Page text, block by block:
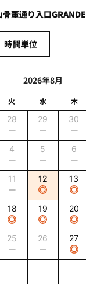
時間単位
2026年8月
火 水 木
28 29 30
4 5 6
11 12 13
18 19 20
25 26 27
董通り入口GRANDE